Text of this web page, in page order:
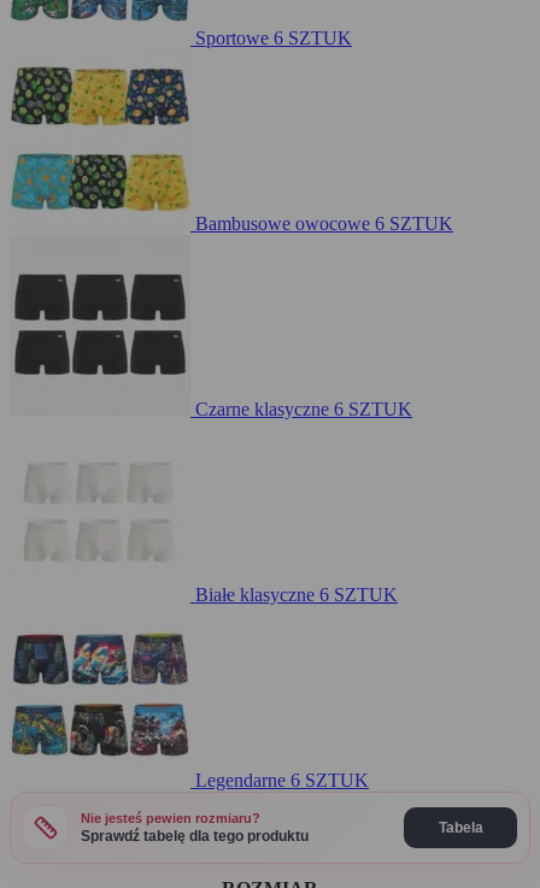
Sportowe 6 SZTUK
Bambusowe owocowe 6 SZTUK
Czarne klasyczne 6 SZTUK
Białe klasyczne 6 SZTUK
Legendarne 6 SZTUK
Nie jesteś pewien rozmiaru?
Sprawdź tabelę dla tego produktu